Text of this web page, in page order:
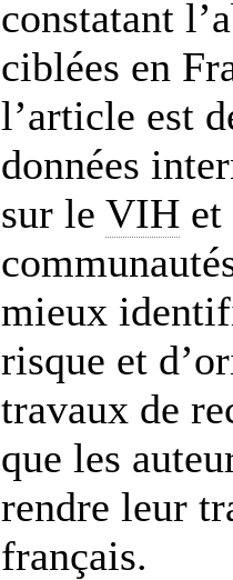
constatant
ciblées en
l’article est
données
sur le VIH et
mieux
risque et
travaux de
que les
rendre leur
français.